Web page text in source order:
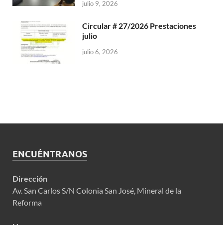
julio 9, 2026
Circular # 27/2026 Prestaciones
julio
julio 6, 2026
ENCUÉNTRANOS
Dirección
Av. San Carlos S/N Colonia San José, Mineral de la
Reforma